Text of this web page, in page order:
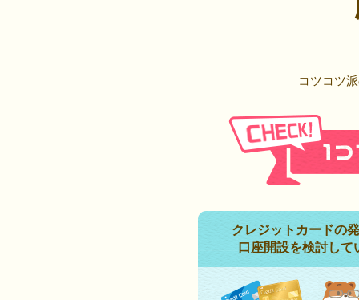
コツコツ
クレジットカードの
口座開設を検討して